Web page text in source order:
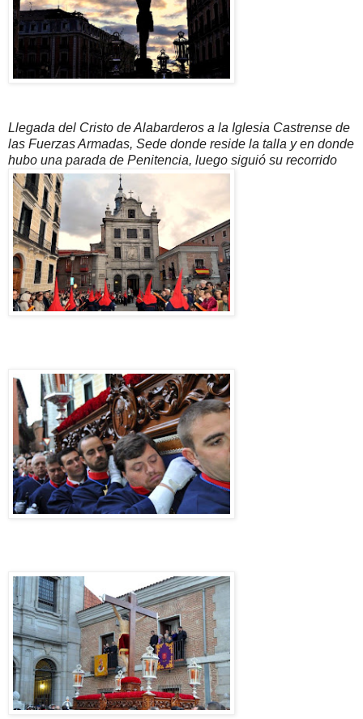
Llegada del Cristo de Alabarderos a la Iglesia Castrense de
las Fuerzas Armadas, Sede donde reside la talla y en donde
hubo una parada de Penitencia, luego siguió su recorrido